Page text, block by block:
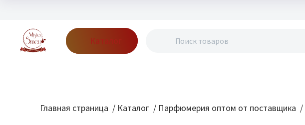
Каталог
Главная страница / Каталог / Парфюмерия оптом от поставщика /